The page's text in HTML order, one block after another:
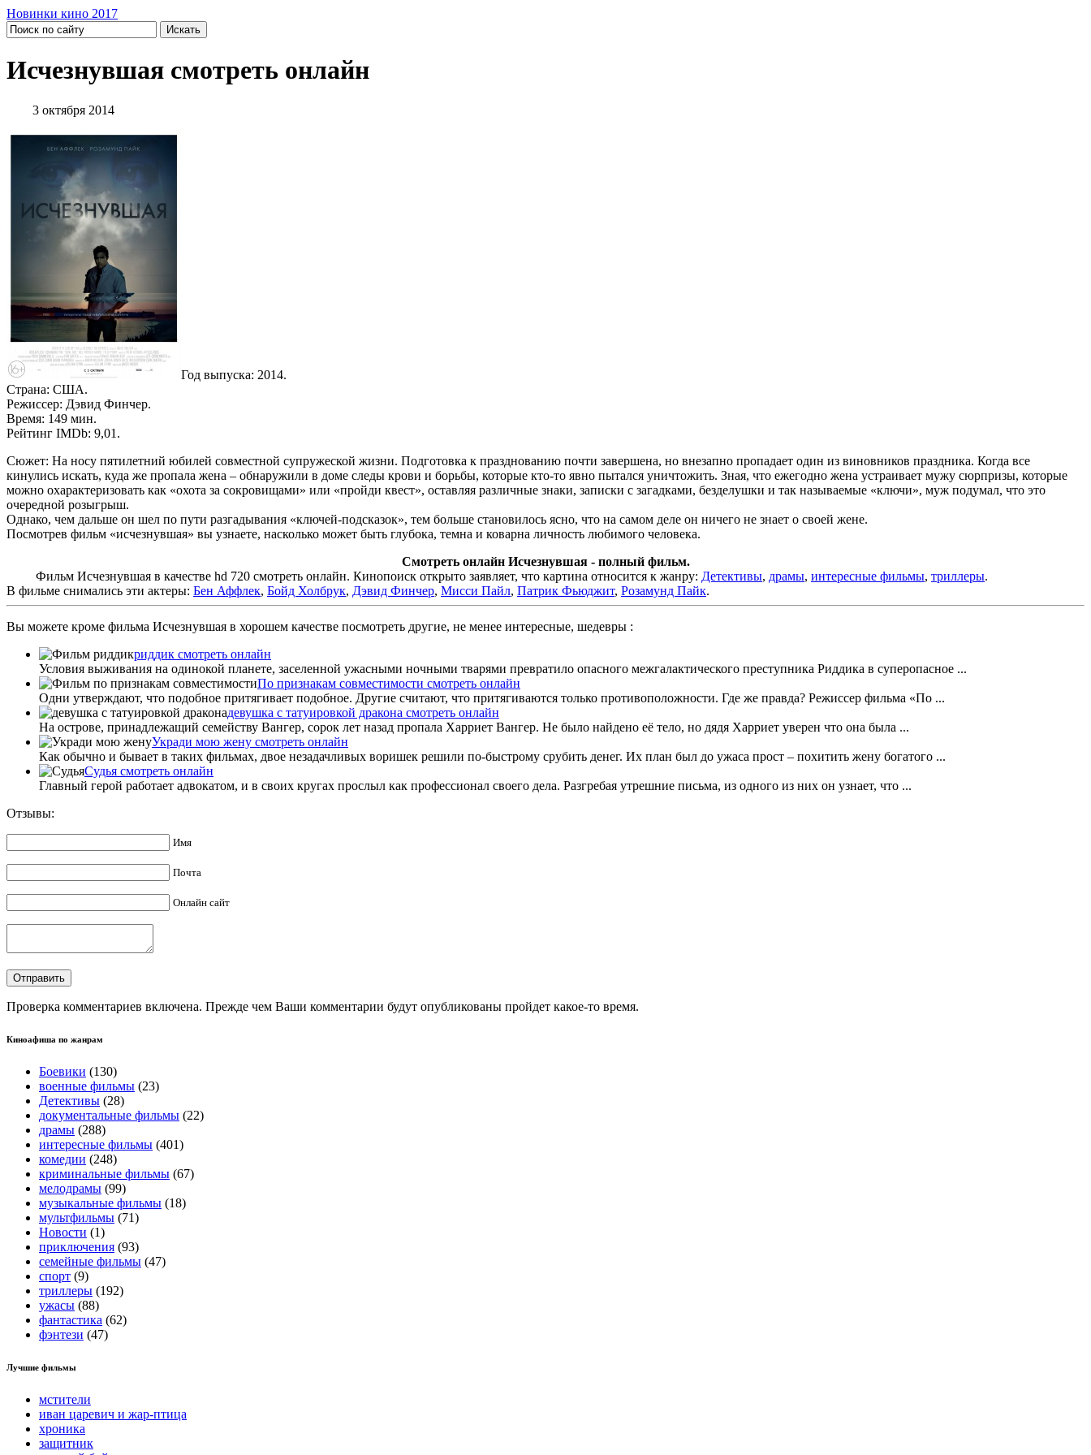
Новинки кино 2017
Исчезнувшая смотреть онлайн
3 октября 2014
Год выпуска: 2014.
Страна: США.
Режиссер: Дэвид Финчер.
Время: 149 мин.
Рейтинг IMDb: 9,01.
Сюжет: На носу пятилетний юбилей совместной супружеской жизни. Подготовка к празднованию почти завершена, но внезапно пропадает один из виновников праздника. Когда все
кинулись искать, куда же пропала жена – обнаружили в доме следы крови и борьбы, которые кто-то явно пытался уничтожить. Зная, что ежегодно жена устраивает мужу сюрпризы, которые
можно охарактеризовать как «охота за сокровищами» или «пройди квест», оставляя различные знаки, записки с загадками, безделушки и так называемые «ключи», муж подумал, что это
очередной розыгрыш.
Однако, чем дальше он шел по пути разгадывания «ключей-подсказок», тем больше становилось ясно, что на самом деле он ничего не знает о своей жене.
Посмотрев фильм «исчезнувшая» вы узнаете, насколько может быть глубока, темна и коварна личность любимого человека.
Смотреть онлайн Исчезнувшая - полный фильм.
Фильм Исчезнувшая в качестве hd 720 смотреть онлайн. Кинопоиск открыто заявляет, что картина относится к жанру: Детективы, драмы, интересные фильмы, триллеры.
В фильме снимались эти актеры: Бен Аффлек, Бойд Холбрук, Дэвид Финчер, Мисси Пайл, Патрик Фьюджит, Розамунд Пайк.
Вы можете кроме фильма Исчезнувшая в хорошем качестве посмотреть другие, не менее интересные, шедевры :
риддик смотреть онлайн
Условия выживания на одинокой планете, заселенной ужасными ночными тварями превратило опасного межгалактического преступника Риддика в суперопасное ...
По признакам совместимости смотреть онлайн
Одни утверждают, что подобное притягивает подобное. Другие считают, что притягиваются только противоположности. Где же правда? Режиссер фильма «По ...
девушка с татуировкой дракона смотреть онлайн
На острове, принадлежащий семейству Вангер, сорок лет назад пропала Харриет Вангер. Не было найдено её тело, но дядя Харриет уверен что она была ...
Укради мою жену смотреть онлайн
Как обычно и бывает в таких фильмах, двое незадачливых воришек решили по-быстрому срубить денег. Их план был до ужаса прост – похитить жену богатого ...
Судья смотреть онлайн
Главный герой работает адвокатом, и в своих кругах прослыл как профессионал своего дела. Разгребая утрешние письма, из одного из них он узнает, что ...
Отзывы:
Имя
Почта
Онлайн сайт
Проверка комментариев включена. Прежде чем Ваши комментарии будут опубликованы пройдет какое-то время.
Киноафиша по жанрам
Боевики (130)
военные фильмы (23)
Детективы (28)
документальные фильмы (22)
драмы (288)
интересные фильмы (401)
комедии (248)
криминальные фильмы (67)
мелодрамы (99)
музыкальные фильмы (18)
мультфильмы (71)
Новости (1)
приключения (93)
семейные фильмы (47)
спорт (9)
триллеры (192)
ужасы (88)
фантастика (62)
фэнтези (47)
Лучшие фильмы
мстители
иван царевич и жар-птица
хроника
защитник